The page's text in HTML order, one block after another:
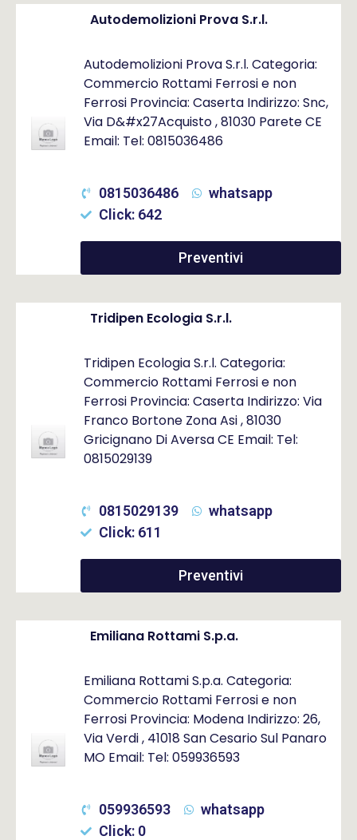
Autodemolizioni Prova S.r.l.
Autodemolizioni Prova S.r.l. Categoria:
Commercio Rottami Ferrosi e non
Ferrosi Provincia: Caserta Indirizzo: Snc,
Via D&#x27Acquisto , 81030 Parete CE
Email: Tel: 0815036486
0815036486
whatsapp
Click: 642
Preventivi
Tridipen Ecologia S.r.l.
Tridipen Ecologia S.r.l. Categoria:
Commercio Rottami Ferrosi e non
Ferrosi Provincia: Caserta Indirizzo: Via
Franco Bortone Zona Asi , 81030
Gricignano Di Aversa CE Email: Tel:
0815029139
0815029139
whatsapp
Click: 611
Preventivi
Emiliana Rottami S.p.a.
Emiliana Rottami S.p.a. Categoria:
Commercio Rottami Ferrosi e non
Ferrosi Provincia: Modena Indirizzo: 26,
Via Verdi , 41018 San Cesario Sul Panaro
MO Email: Tel: 059936593
059936593
whatsapp
Click: 0